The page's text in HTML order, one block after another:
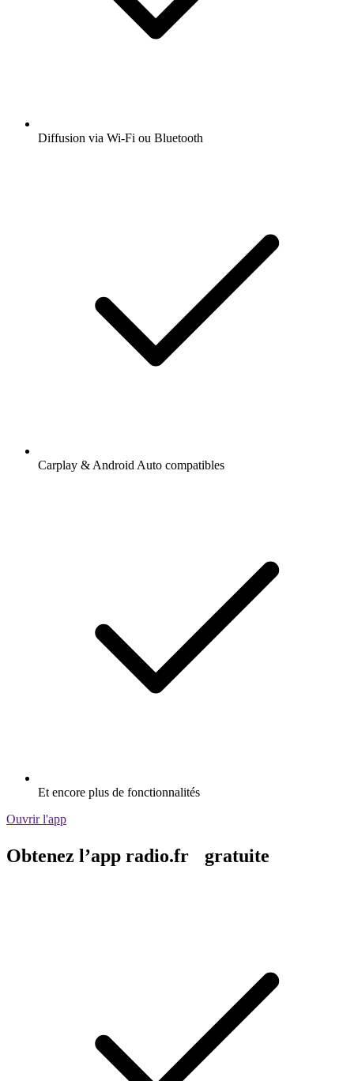
Diffusion via Wi-Fi ou Bluetooth
Carplay & Android Auto compatibles
Et encore plus de fonctionnalités
Ouvrir l'app
Obtenez l’app radio.fr gratuite